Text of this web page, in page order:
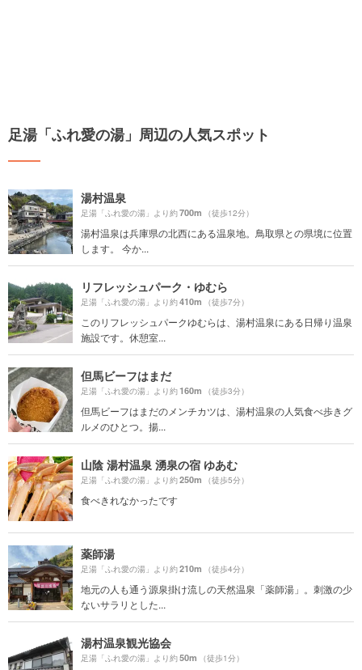
足湯「ふれ愛の湯」周辺の人気スポット
湯村温泉
足湯「ふれ愛の湯」より約700m （徒歩12分）
湯村温泉は兵庫県の北西にある温泉地。鳥取県との県境に位置
します。 今か...
リフレッシュパーク・ゆむら
足湯「ふれ愛の湯」より約410m （徒歩7分）
このリフレッシュパークゆむらは、湯村温泉にある日帰り温泉
施設です。休憩室...
但馬ビーフはまだ
足湯「ふれ愛の湯」より約160m （徒歩3分）
但馬ビーフはまだのメンチカツは、湯村温泉の人気食べ歩きグ
ルメのひとつ。揚...
山陰 湯村温泉 湧泉の宿 ゆあむ
足湯「ふれ愛の湯」より約250m （徒歩5分）
食べきれなかったです
薬師湯
足湯「ふれ愛の湯」より約210m （徒歩4分）
地元の人も通う源泉掛け流しの天然温泉「薬師湯」。刺激の少
ないサラリとした...
湯村温泉観光協会
足湯「ふれ愛の湯」より約50m （徒歩1分）